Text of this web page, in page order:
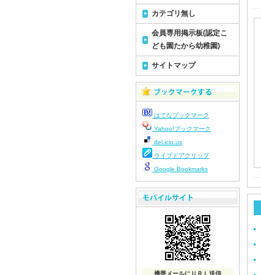
カテゴリ無し
会員専用掲示板(認定こ
ども園たから幼稚園)
サイトマップ
はてなブックマーク
Yahoo!ブックマーク
del.icio.us
ライブドアクリップ
Google Bookmarks
携帯メールにＵＲＬ送信